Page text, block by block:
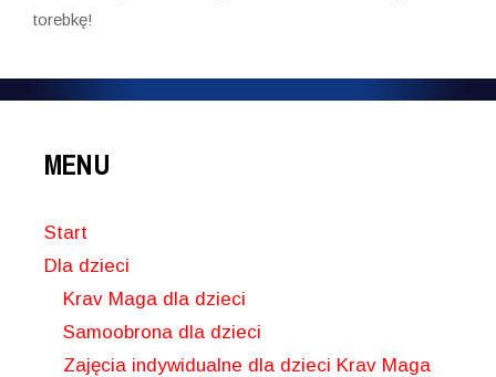
torebkę!
MENU
Start
Dla dzieci
Krav Maga dla dzieci
Samoobrona dla dzieci
Zajęcia indywidualne dla dzieci Krav Maga